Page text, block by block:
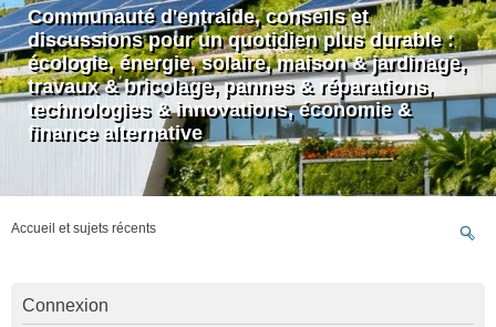
Communauté d'entraide, conseils et
discussions pour un quotidien plus durable :
écologie, énergie, solaire, maison & jardinage,
travaux & bricolage, pannes & réparations,
technologies & innovations, économie &
finance alternative
Accueil et sujets récents
Connexion